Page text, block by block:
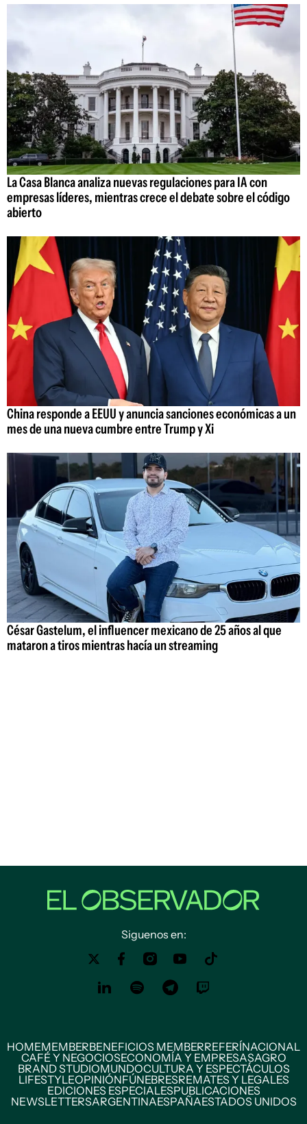
La Casa Blanca analiza nuevas regulaciones para IA con
empresas líderes, mientras crece el debate sobre el código
abierto
China responde a EEUU y anuncia sanciones económicas a un
mes de una nueva cumbre entre Trump y Xi
César Gastelum, el influencer mexicano de 25 años al que
mataron a tiros mientras hacía un streaming
Siguenos en:
HOMEMEMBERBENEFICIOS MEMBERREFERÍNACIONAL
CAFÉ Y NEGOCIOSECONOMÍA Y EMPRESASAGRO
BRAND STUDIOMUNDOCULTURA Y ESPECTÁCULOS
LIFESTYLEOPINIÓNFÚNEBRESREMATES Y LEGALES
EDICIONES ESPECIALESPUBLICACIONES
NEWSLETTERSARGENTINAESPAÑAESTADOS UNIDOS